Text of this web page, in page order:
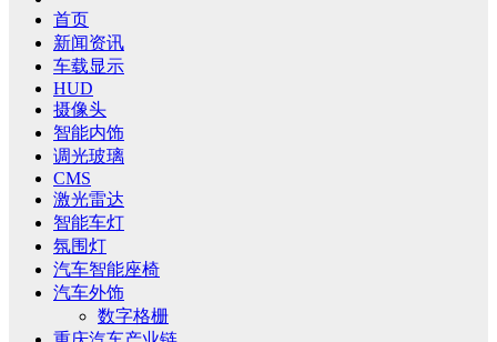
首页
新闻资讯
车载显示
HUD
摄像头
智能内饰
调光玻璃
CMS
激光雷达
智能车灯
氛围灯
汽车智能座椅
汽车外饰
数字格栅